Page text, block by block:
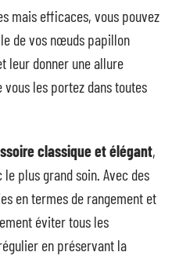
mais efficaces, vous pouvez
de vos nœuds papillon
leur donner une allure
les portez dans toutes
classique et élégant,
plus grand soin. Avec des
en termes de rangement et
éviter tous les
en préservant la